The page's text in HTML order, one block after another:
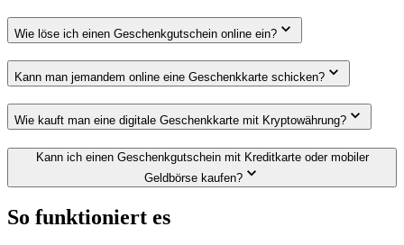
Wie löse ich einen Geschenkgutschein online ein?
Kann man jemandem online eine Geschenkkarte schicken?
Wie kauft man eine digitale Geschenkkarte mit Kryptowährung?
Kann ich einen Geschenkgutschein mit Kreditkarte oder mobiler
Geldbörse kaufen?
So funktioniert es